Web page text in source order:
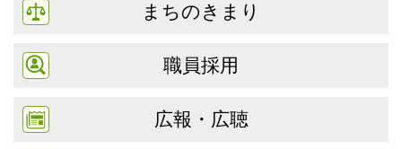
まちのきまり
職員採用
広報・広聴